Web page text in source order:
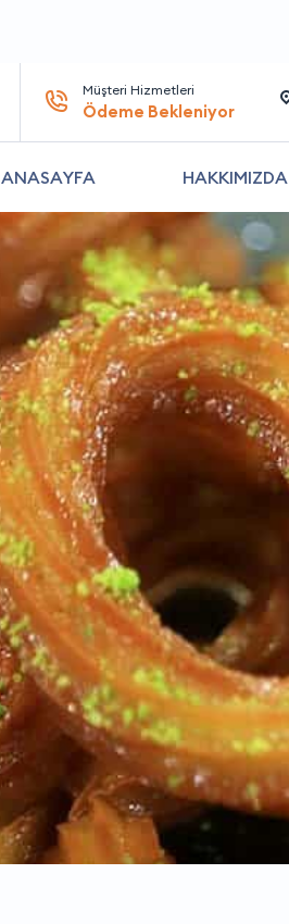
Müşteri Hizmetleri
Ödeme Bekleniyor
ANASAYFA HAKKIMIZDA